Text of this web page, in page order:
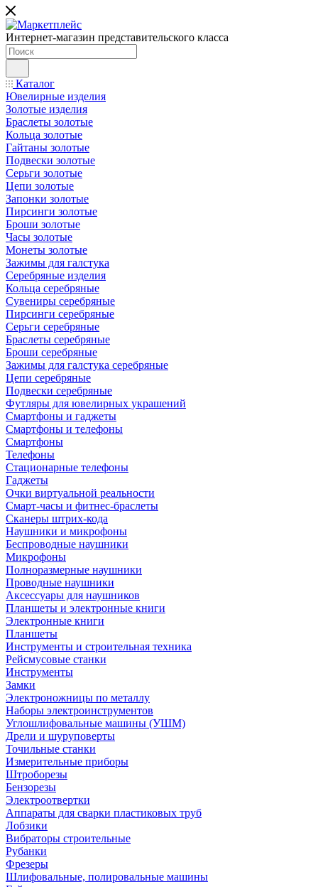
Интернет-магазин представительского класса
Каталог
Ювелирные изделия
Золотые изделия
Браслеты золотые
Кольца золотые
Гайтаны золотые
Подвески золотые
Серьги золотые
Цепи золотые
Запонки золотые
Пирсинги золотые
Броши золотые
Часы золотые
Монеты золотые
Зажимы для галстука
Серебряные изделия
Кольца серебряные
Сувениры серебряные
Пирсинги серебряные
Серьги серебряные
Браслеты серебряные
Броши серебряные
Зажимы для галстука серебряные
Цепи серебряные
Подвески серебряные
Футляры для ювелирных украшений
Смартфоны и гаджеты
Смартфоны и телефоны
Смартфоны
Телефоны
Стационарные телефоны
Гаджеты
Очки виртуальной реальности
Смарт-часы и фитнес-браслеты
Сканеры штрих-кода
Наушники и микрофоны
Беспроводные наушники
Микрофоны
Полноразмерные наушники
Проводные наушники
Аксессуары для наушников
Планшеты и электронные книги
Электронные книги
Планшеты
Инструменты и строительная техника
Рейсмусовые станки
Инструменты
Замки
Электроножницы по металлу
Наборы электроинструментов
Углошлифовальные машины (УШМ)
Дрели и шуруповерты
Точильные станки
Измерительные приборы
Штроборезы
Бензорезы
Электроотвертки
Аппараты для сварки пластиковых труб
Лобзики
Вибраторы строительные
Рубанки
Фрезеры
Шлифовальные, полировальные машины